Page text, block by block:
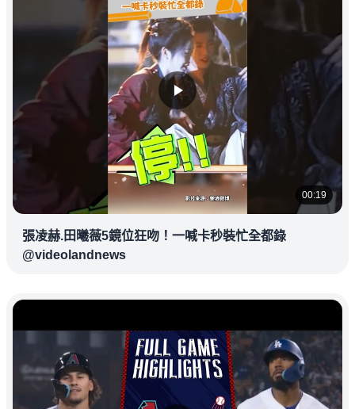
00:19
張凌赫.田曦薇5鏡位狂吻！一喊卡秒裝忙全都錄
@videolandnews